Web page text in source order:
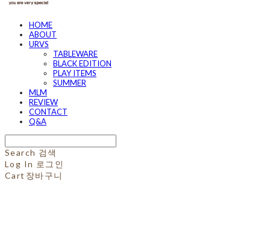
HOME
ABOUT
URVS
TABLEWARE
BLACK EDITION
PLAY ITEMS
SUMMER
MLM
REVIEW
CONTACT
Q&A
Search 검색
Log In 로그인
Cart 장바구니